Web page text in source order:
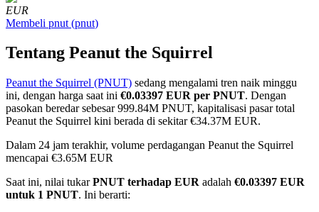
COIN-M Berjangka
Mata Uang Kripto Berjangka
TradFi
Derivatif saham, forex, logam mulia, dan komoditas
EUR
Membeli pnut (pnut)
Tentang Peanut the Squirrel
Peanut the Squirrel (PNUT) sedang mengalami tren naik minggu
ini, dengan harga saat ini €0.03397 EUR per PNUT. Dengan
pasokan beredar sebesar 999.84M PNUT, kapitalisasi pasar total
Peanut the Squirrel kini berada di sekitar €34.37M EUR.
Dalam 24 jam terakhir, volume perdagangan Peanut the Squirrel
mencapai €3.65M EUR
Saat ini, nilai tukarPNUT terhadap EUR adalah €0.03397 EUR
untuk 1 PNUT. Ini berarti: